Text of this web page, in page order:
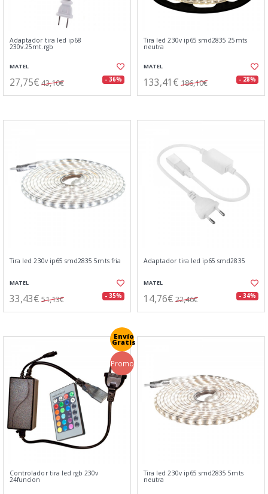
Adaptador tira led ip68
230v.25mt.rgb
MATEL
27,75€ 43,10€ - 36%
Tira led 230v ip65 smd2835 25mts
neutra
MATEL
133,41€ 186,10€ - 28%
Tira led 230v ip65 smd2835 5mts fria
MATEL
33,43€ 51,13€ - 35%
Adaptador tira led ip65 smd2835
MATEL
14,76€ 22,46€ - 34%
Envío
Gratis
Promo
Controlador tira led rgb 230v
24funcion
Tira led 230v ip65 smd2835 5mts
neutra